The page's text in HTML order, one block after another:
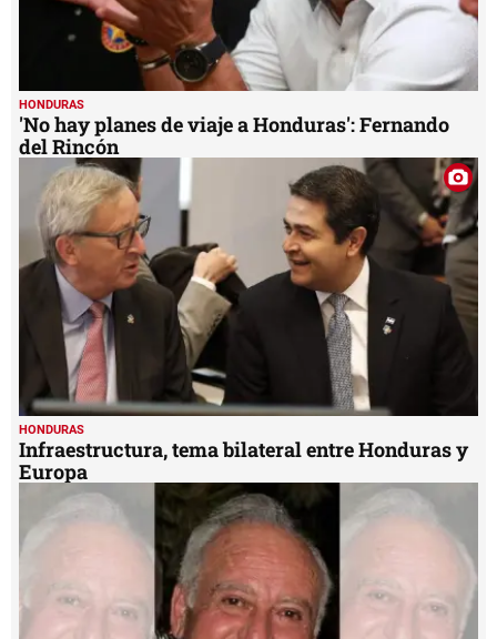
HONDURAS
'No hay planes de viaje a Honduras': Fernando
del Rincón
HONDURAS
Infraestructura, tema bilateral entre Honduras y
Europa